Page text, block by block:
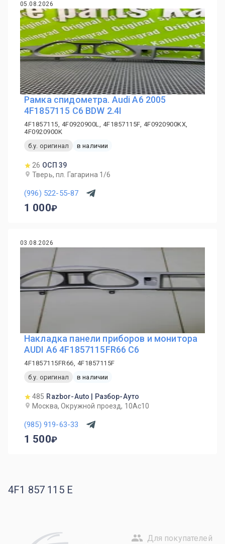
05.08.2026
Рамка спидометра. Audi A6 2005
4F1857115 C6 BDW 2.4I
4F1857115, 4F0920900L, 4F1857115F, 4F0920900KX,
4F0920900K
б.у. оригинал
в наличии
26 ОСП 39
Тверь, пл. Гагарина 1/6
(996) 522-55-87
1 000
03.08.2026
Накладка панели приборов и монитора
AUDI A6 4F1857115FR66 C6
4F1857115FR66, 4F1857115F
б.у. оригинал
в наличии
485 Razbor-Auto | Разбор-Ауто
Москва, Окружной проезд, 10Ас10
(985) 919-63-33
1 500
4F1 857 115 E
Для покупателей